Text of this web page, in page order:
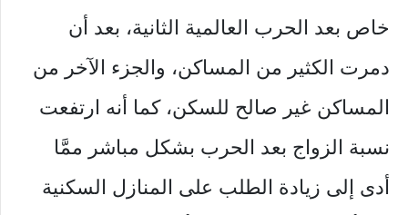
خاص بعد الحرب العالمية الثانية، بعد أن
دمرت الكثير من المساكن، والجزء الآخر من
المساكن غير صالح للسكن، كما أنه ارتفعت
نسبة الزواج بعد الحرب بشكل مباشر ممَّا
أدى إلى زيادة الطلب على المنازل السكنية